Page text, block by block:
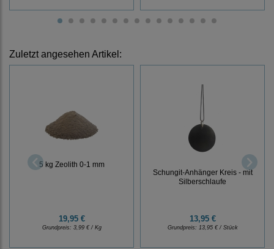
Zuletzt angesehen Artikel:
5 kg Zeolith 0-1 mm
19,95 €
Grundpreis: 3,99 € / Kg
Schungit-Anhänger Kreis - mit
Silberschlaufe
13,95 €
Grundpreis: 13,95 € / Stück